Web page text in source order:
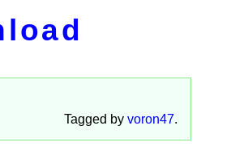
Tagged by voron47.